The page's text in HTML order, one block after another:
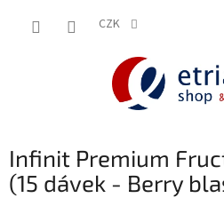
CZK
Infinit Premium
(15 dávek - Berry
shop.etriatlon.cz - Chat